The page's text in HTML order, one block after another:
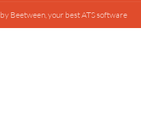
by Beetween, your best ATS software